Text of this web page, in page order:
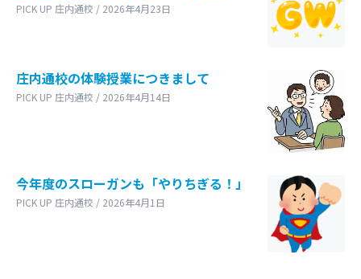
PICK UP 庄内通校 / 2026年4月23日
庄内通校の体験授業につきまして
PICK UP 庄内通校 / 2026年4月14日
今年度のスローガンも「やりちぎる！」
PICK UP 庄内通校 / 2026年4月1日